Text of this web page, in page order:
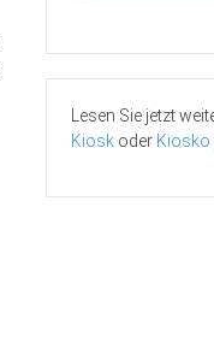
Lesen Sie jetzt
Kiosk oder Kiosko